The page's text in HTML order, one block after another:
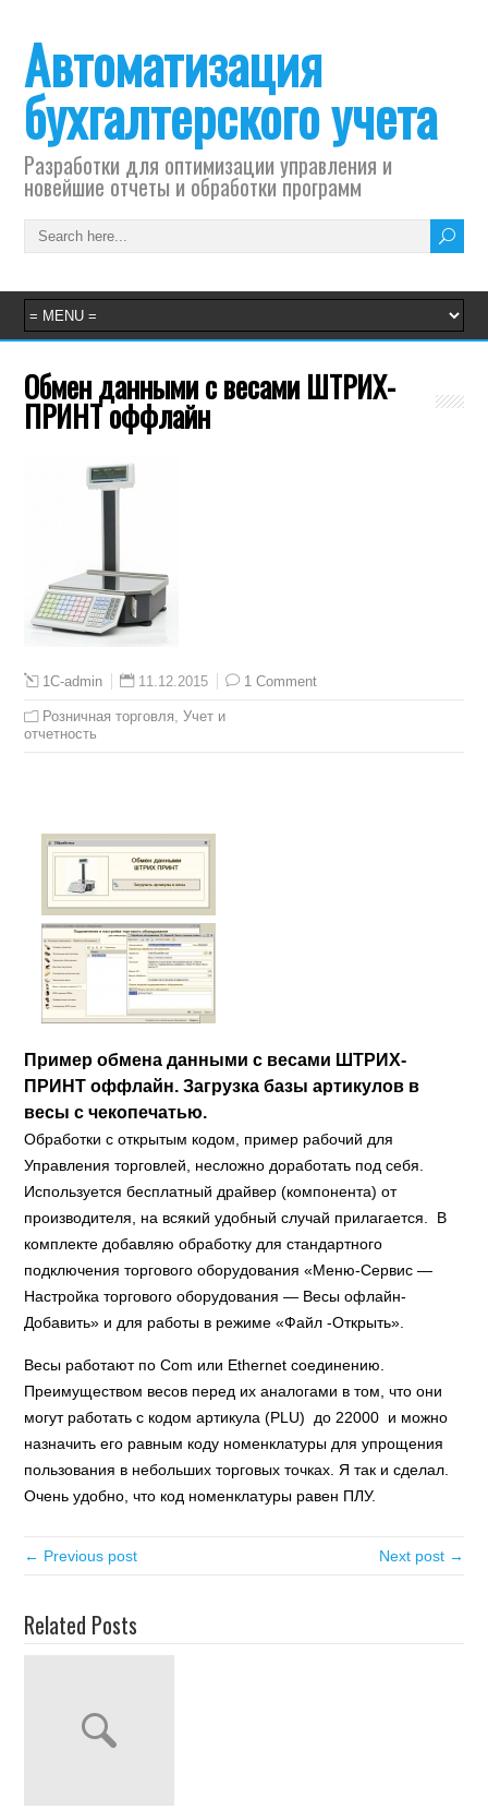
Автоматизация
бухгалтерского учета
Разработки для оптимизации управления и
новейшие отчеты и обработки программ
Обмен данными с весами ШТРИХ-
ПРИНТ оффлайн
1C-admin 11.12.2015 1 Comment
Розничная торговля,Учет и
отчетность
Пример обмена данными с весами ШТРИХ-
ПРИНТ оффлайн. Загрузка базы артикулов в
весы с чекопечатью.
Обработки с открытым кодом, пример рабочий для
Управления торговлей, несложно доработать под себя.
Используется бесплатный драйвер (компонента) от
производителя, на всякий удобный случай прилагается. В
комплекте добавляю обработку для стандартного
подключения торгового оборудования «Меню-Сервис —
Настройка торгового оборудования — Весы офлайн-
Добавить» и для работы в режиме «Файл -Открыть».
Весы работают по Com или Ethernet соединению.
Преимуществом весов перед их аналогами в том, что они
могут работать с кодом артикула (PLU) до 22000 и можно
назначить его равным коду номенклатуры для упрощения
пользования в небольших торговых точках. Я так и сделал.
Очень удобно, что код номенклатуры равен ПЛУ.
← Previous post Next post →
Related Posts